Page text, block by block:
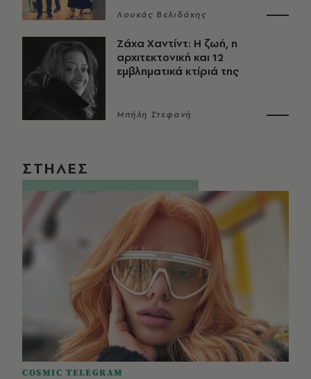
Λουκάς Βελιδάκης
Ζάχα Χαντίντ: Η ζωή, η
αρχιτεκτονική και 12
εμβληματικά κτίριά της
Μπήλη Στεφανή
ΣΤΗΛΕΣ
COSMIC TELEGRAM